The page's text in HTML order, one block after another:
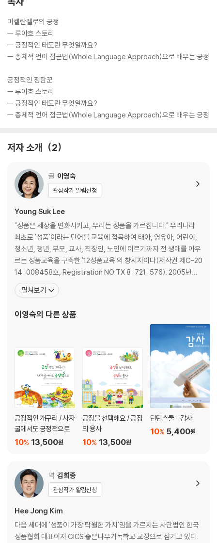
미켈란젤로의 긍정
ㅡ 루아흐 스토리
ㅡ 긍정적인 태도란 무엇일까요?
ㅡ 총체적 언어 접근법(Whole Language Approach)으로 배우는 긍정
긍정적인 정탐꾼
ㅡ 루아흐 스토리
ㅡ 긍정적인 태도란 무엇일까요?
ㅡ 총체적 언어 접근법(Whole Language Approach)으로 배우는 긍정
저자 소개 2
글 이영숙
관심작가 알림신청
Young Suk Lee
"성품은 세상을 변화시키고, 우리는 성품을 가르칩니다." 우리나라
최초로 '성품'이라는 단어를 교육에 접목하여 태아, 영유아, 어린이,
청소년, 청년, 부모, 교사, 직장인, 노인에 이르기까지 전 생애를 아우
르는 성품교육을 구축한 '12성품교육'의 창시자이다(저작권 제C-20
14-008458호, Registration NO.TX 8-721-576). 2005년부
터 고안한 좋은성품교육은 교육부로부터 '우수 인성교육 프로그램'으
로 인증받았고, 교재는 서울시교육청 인정도서로 승인되어 교육 현
춘 12성품교육(제10-10
펼쳐보기
이영숙의 다른 상품
긍정적인 개구리 / 사자
굴에서도 긍정적으로
13,500원
10%
긍정을 선택해요 / 긍정
의 용사
13,500원
10%
틴틴스쿨 - 감사
5,400원
10%
역 김희종
관심작가 알림신청
Hee Jong Kim
다음 세대에 '성품이 가장 탁월한 가치'임을 가르치는 사단법인 한국
성품협회 대표이자 GICS 좋은나무기독학교 교장으로 섬기고 있다.